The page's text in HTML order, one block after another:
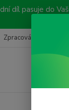
díl pasuje do
Zpracování objednávky